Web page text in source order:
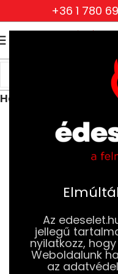
Az
jellegű
nyilatkozz,
Weboldalunk
az
+36 1 780
Ruhák és
Női Ruhák és
Harisnyák,